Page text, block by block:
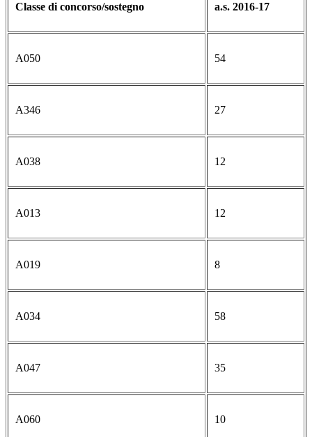
Classe di concorso/sostegno a.s. 2016-17
A050 54
A346 27
A038 12
A013 12
A019 8
A034 58
A047 35
A060 10